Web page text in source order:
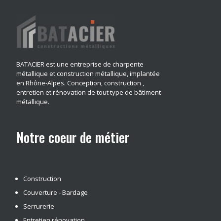
BATACIER est une entreprise de charpente
métallique et construction métallique, implantée
en Rhône-Alpes. Conception, construction ,
entretien et rénovation de tout type de bâtiment
métallique.
Notre coeur de métier
Construction
Couverture - Bardage
Serrurerie